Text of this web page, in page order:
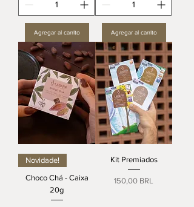
Agregar al carrito Agregar al carrito
Novidade!
Choco Chá - Caixa
20g
Kit Premiados
Precio
150,00 BRL